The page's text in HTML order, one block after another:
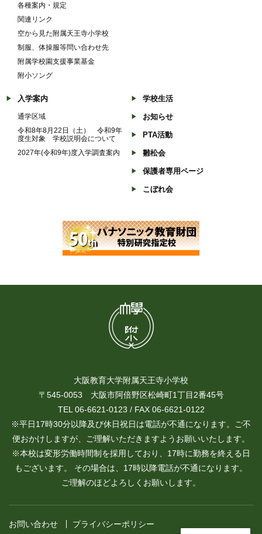
各種案内・規定
関連リンク
空から見た附属天王寺小学校
制服、体操服等問い合わせ先
附属学校園支援事業基金
附小ソング
入学案内
通学区域
令和8年8月22日（土） 令和9年
度生対象 学校説明会について
2027年(令和9年)度入学調査案内
学校生活
お知らせ
PTA活動
雛松会
保護者専用ページ
こぼれ会
大阪教育大学附属天王寺小学校
〒545-0053 大阪市阿倍野区松崎町1丁目2番45号
TEL 06-6621-0123 / FAX 06-6621-0122
※平日17時30分以降及び休日祝日は電話が不通になります。ご不
便おかけしますが、ご理解いただきますようお願いいたします。
※本校は変形労働時間制を採用しており、17時に勤務を終える日
もございます。 その場合は、17時以降電話が不通になります。
ご理解のほどよろしくお願いします。
お問い合わせ プライバシーポリシー